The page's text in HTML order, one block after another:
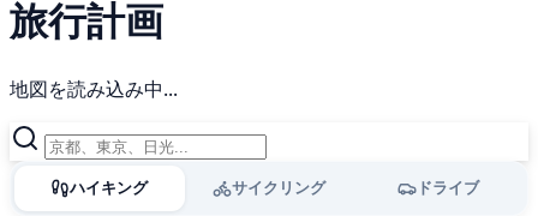
旅行計画
地図を読み込み中...
ハイキング サイクリング ドライブ